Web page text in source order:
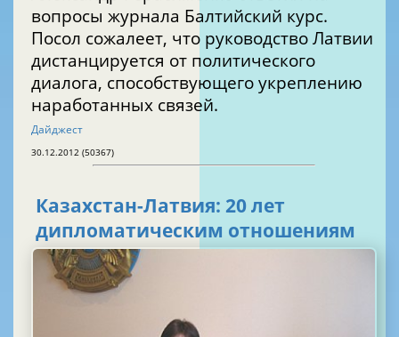
вопросы журнала Балтийский курс.
Посол сожалеет, что руководство Латвии
дистанцируется от политического
диалога, способствующего укреплению
наработанных связей.
Дайджест
30.12.2012 (50367)
Казахстан-Латвия: 20 лет
дипломатическим отношениям